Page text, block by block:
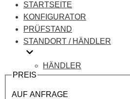
STARTSEITE
KONFIGURATOR
PRÜFSTAND
STANDORT / HÄNDLER
HÄNDLER
Leistung:110 PS
Drehmoment: 250 NM
Motortyp:Diesel
PREIS
AUF ANFRAGE
PREIS
AUF ANFRAGE